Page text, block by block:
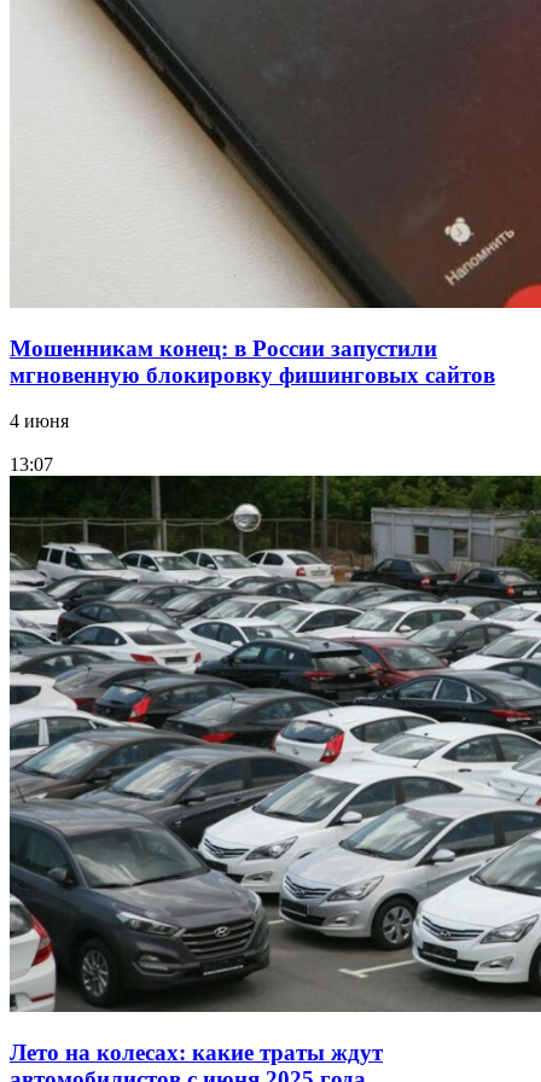
парке прошёл фестиваль „Арбузный переполох“
Волгоградские компании нарастили экспорт:
заключены контракты на 3,6 млн долларов
Мошенникам конец: в России запустили
мгновенную блокировку фишинговых сайтов
4 июня
13:07
Лето на колесах: какие траты ждут